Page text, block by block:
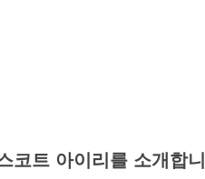
코트 아이리를 소개합